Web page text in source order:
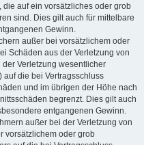
auf ein vorsätzliches oder grob
sind. Dies gilt auch für mittelbare
Gewinn.
außer bei vorsätzlichem oder
Schäden aus der Verletzung von
Verletzung wesentlicher
auf die bei Vertragsschluss
und im übrigen der Höhe nach
begrenzt. Dies gilt auch
entgangenen Gewinn.
außer bei der Verletzung von
vorsätzlichem oder grob